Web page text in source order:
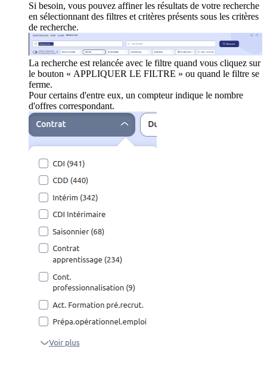
Si besoin, vous pouvez affiner les résultats de votre recherche
en sélectionnant des filtres et critères présents sous les critères
de recherche.
La recherche est relancée avec le filtre quand vous cliquez sur
le bouton « APPLIQUER LE FILTRE » ou quand le filtre se
ferme.
Pour certains d'entre eux, un compteur indique le nombre
d'offres correspondant.